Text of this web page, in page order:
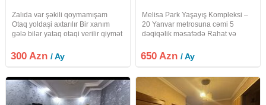
Zalıda var şəkili qoymamışam
Otaq yoldaşi axtarılır Bir xanım
gələ bilər yataq otaqi verilir qiymət
təmirlidi Kondisoner var İstilik
sistemi kombi 20yanvar mts 5dəq
300 Azn/ Ay
Melisa Park Yaşayış Kompleksi –
20 Yanvar metrosuna cəmi 5
dəqiqəlik məsafədə Rahat və
Mənzil haqqında 19 mərtəbəli
binanın 17-ci mərtəbəsində Sahə
650 Azn/ Ay